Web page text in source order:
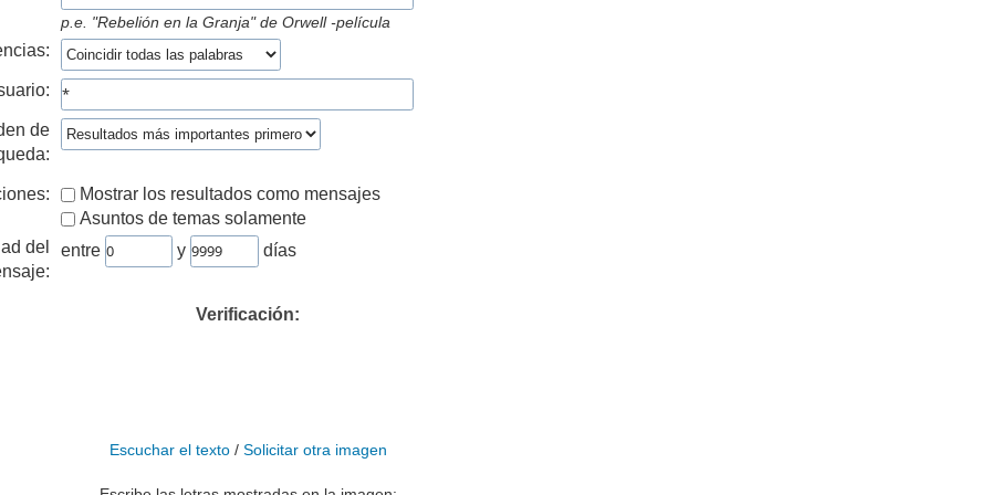
p.e. "Rebelión en la Granja" de Orwell -película
de
Mostrar los resultados como mensajes
Asuntos de temas solamente
del
entre y días
Verificación:
Escuchar el texto/ Solicitar otra imagen